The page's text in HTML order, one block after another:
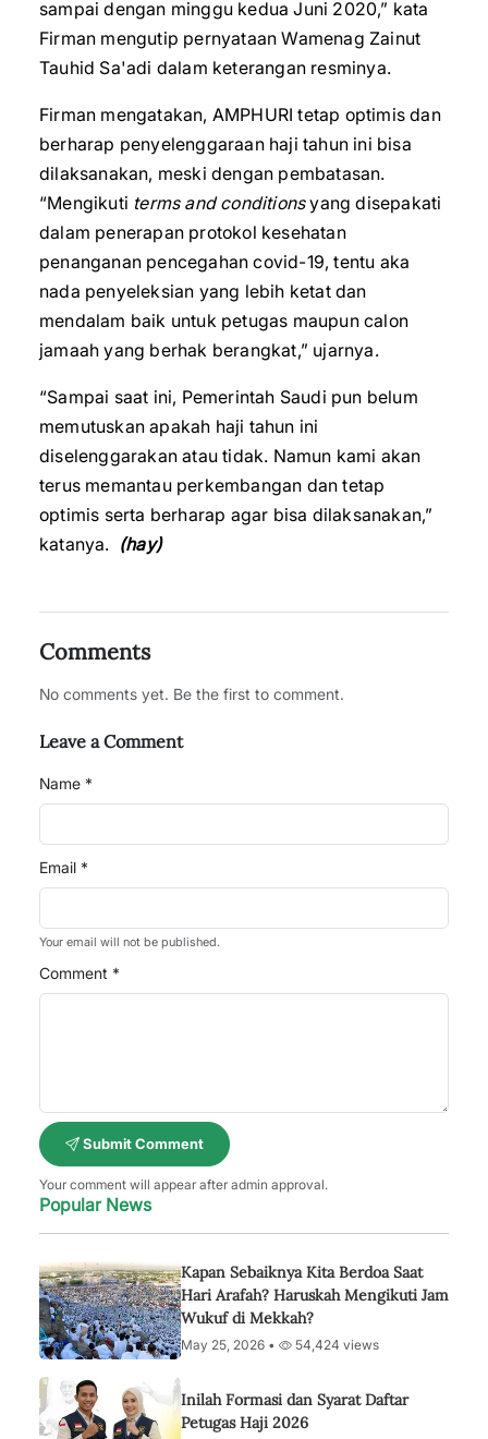
sampai dengan minggu kedua Juni 2020,” kata
Firman mengutip pernyataan Wamenag Zainut
Tauhid Sa'adi dalam keterangan resminya.
Firman mengatakan, AMPHURI tetap optimis dan
berharap penyelenggaraan haji tahun ini bisa
dilaksanakan, meski dengan pembatasan.
“Mengikuti terms and conditionsyang disepakati
dalam penerapan protokol kesehatan
penanganan pencegahan covid-19, tentu aka
nada penyeleksian yang lebih ketat dan
mendalam baik untuk petugas maupun calon
jamaah yang berhak berangkat,” ujarnya.
“Sampai saat ini, Pemerintah Saudi pun belum
memutuskan apakah haji tahun ini
diselenggarakan atau tidak. Namun kami akan
terus memantau perkembangan dan tetap
optimis serta berharap agar bisa dilaksanakan,”
katanya. (hay)
Comments
No comments yet. Be the first to comment.
Leave a Comment
Name *
Email *
Your email will not be published.
Comment *
Submit Comment
Your comment will appear after admin approval.
Popular News
Kapan Sebaiknya Kita Berdoa Saat
Hari Arafah? Haruskah Mengikuti Jam
Wukuf di Mekkah?
May 25, 2026 • 54,424 views
Inilah Formasi dan Syarat Daftar
Petugas Haji 2026